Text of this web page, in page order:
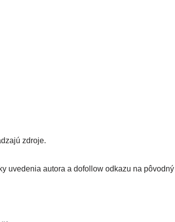
zdroje.
uvedenia autora a dofollow odkazu na